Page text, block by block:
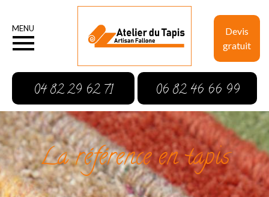
Devis
gratuit
MENU
04 82 29 62 71 06 82 46 66 99
La référence en tapis